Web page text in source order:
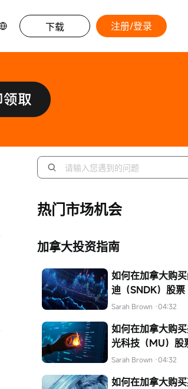
下载 注册/登录
热门市场机会
加拿大投资指南
如何在加拿大购
迪（SNDK）股票
Sarah Brown ·04:32
如何在加拿大购
光科技（MU）股
Sarah Brown ·04:32
如何在加拿大购